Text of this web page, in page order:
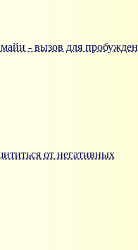
- вызов для
от негативных